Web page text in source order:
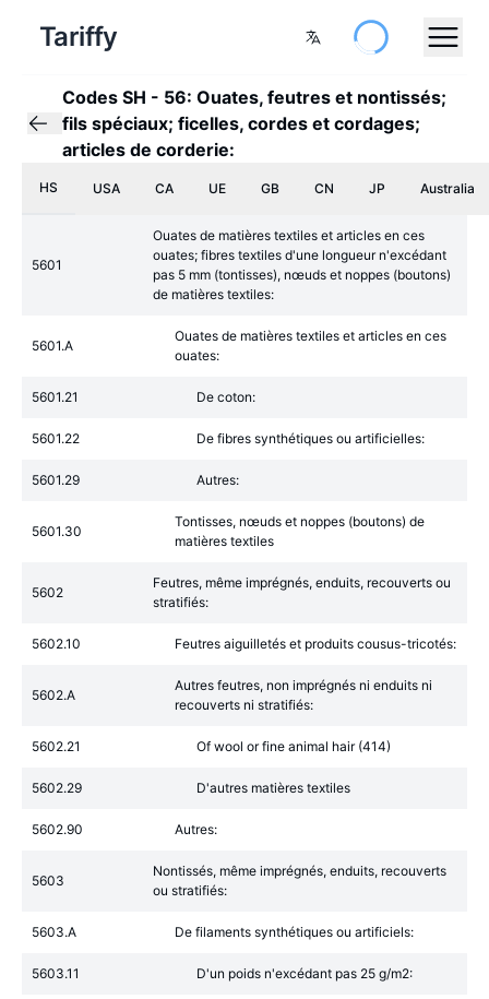
Tariffy
Codes SH - 56: Ouates, feutres et nontissés;
fils spéciaux; ficelles, cordes et cordages;
articles de corderie:
HS USA CA UE GB CN JP Australia
5601
Ouates de matières textiles et articles en ces
ouates; fibres textiles d'une longueur n'excédant
pas 5 mm (tontisses), nœuds et noppes (boutons)
de matières textiles:
5601.A
Ouates de matières textiles et articles en ces
ouates:
5601.21 De coton:
5601.22 De fibres synthétiques ou artificielles:
5601.29 Autres:
5601.30
Tontisses, nœuds et noppes (boutons) de
matières textiles
5602
Feutres, même imprégnés, enduits, recouverts ou
stratifiés:
5602.10 Feutres aiguilletés et produits cousus-tricotés:
5602.A
Autres feutres, non imprégnés ni enduits ni
recouverts ni stratifiés:
5602.21 Of wool or fine animal hair (414)
5602.29 D'autres matières textiles
5602.90 Autres:
5603
Nontissés, même imprégnés, enduits, recouverts
ou stratifiés:
5603.A De filaments synthétiques ou artificiels:
5603.11 D'un poids n'excédant pas 25 g/m2: